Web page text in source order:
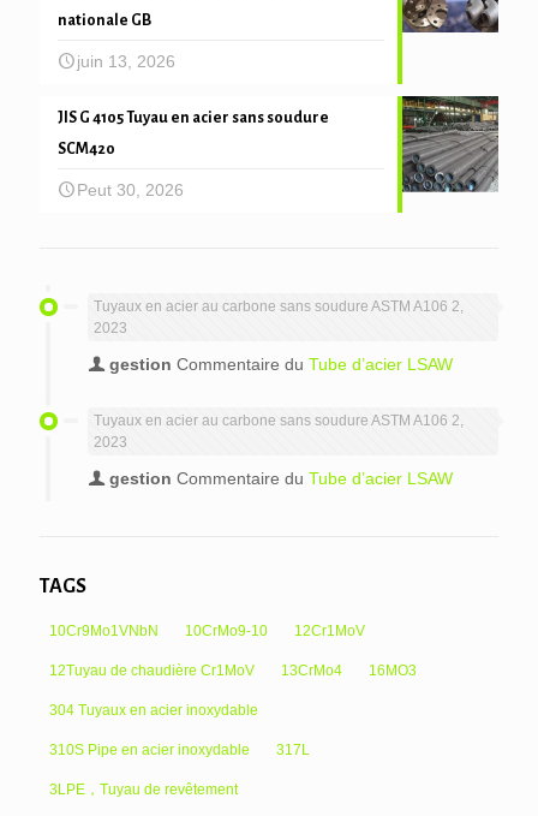
nationale GB
juin 13, 2026
JIS G 4105 Tuyau en acier sans soudure
SCM420
Peut 30, 2026
Tuyaux en acier au carbone sans soudure ASTM A106 2,
2023
gestion Commentaire du Tube d’acier LSAW
Tuyaux en acier au carbone sans soudure ASTM A106 2,
2023
gestion Commentaire du Tube d’acier LSAW
TAGS
10Cr9Mo1VNbN 10CrMo9-10 12Cr1MoV
12Tuyau de chaudière Cr1MoV 13CrMo4 16MO3
304 Tuyaux en acier inoxydable
310S Pipe en acier inoxydable 317L
3LPE，Tuyau de revêtement